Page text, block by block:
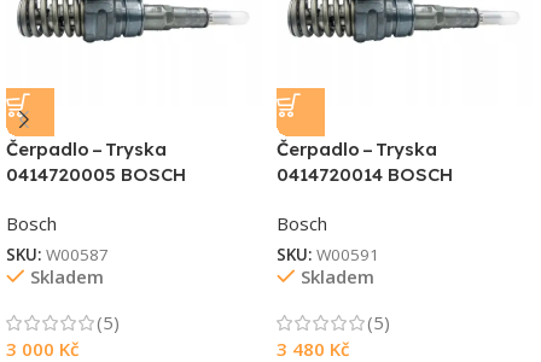
Čerpadlo – Tryska
0414720005 BOSCH
Bosch
SKU: W00587
Skladem
(5)
3 000 Kč
Čerpadlo – Tryska
0414720014 BOSCH
Bosch
SKU: W00591
Skladem
(5)
3 480 Kč